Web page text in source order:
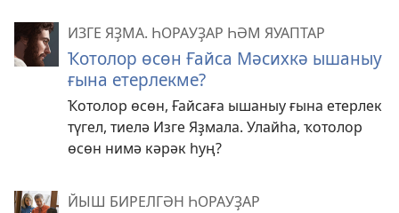
ИЗГЕ ЯҘМА. ҺОРАУҘАР ҺӘМ ЯУАПТАР
Ҡотолор өсөн Ғайса Мәсихкә ышаныу
ғына етерлекме?
Ҡотолор өсөн, Ғайсаға ышаныу ғына етерлек
түгел, тиелә Изге Яҙмала. Улайһа, ҡотолор
өсөн нимә кәрәк һуң?
ЙЫШ БИРЕЛГӘН ҺОРАУҘАР